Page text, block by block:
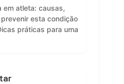
em atleta: causas,
esta condição
práticas para uma